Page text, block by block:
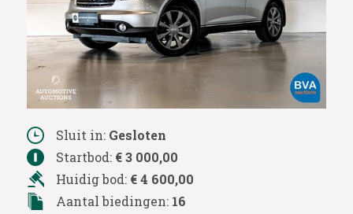
Sluit in: Gesloten
Startbod: € 3 000,00
Huidig bod: € 4 600,00
Aantal biedingen: 16